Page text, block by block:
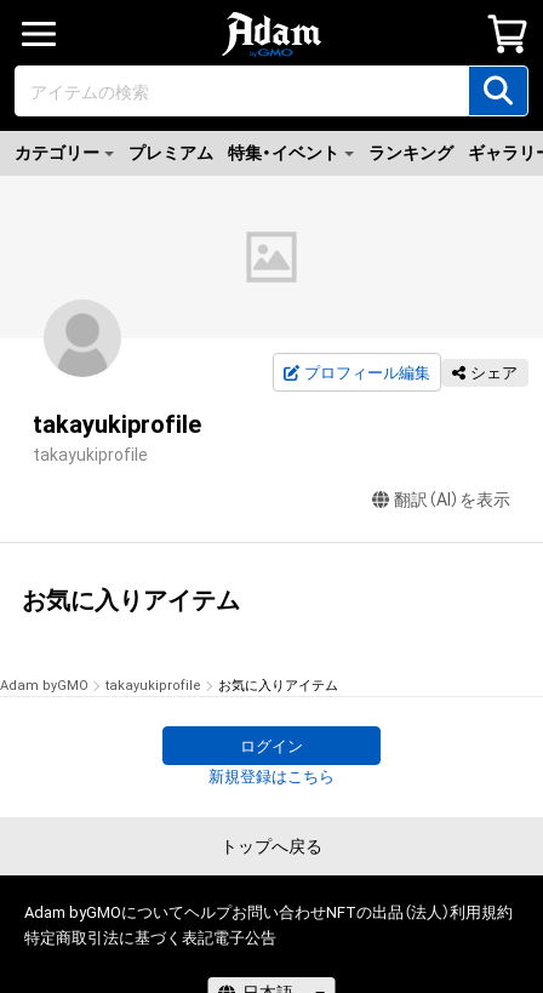
カテゴリー プレミアム 特集・イベント ランキング ギャラリ
プロフィール編集 シェア
takayukiprofile
takayukiprofile
翻訳（AI）を表示
お気に入りアイテム
Adam byGMO takayukiprofile お気に入りアイテム
ログイン
新規登録はこちら
トップへ戻る
Adam byGMOについてヘルプお問い合わせNFTの出品（法人）利用規約
特定商取引法に基づく表記電子公告